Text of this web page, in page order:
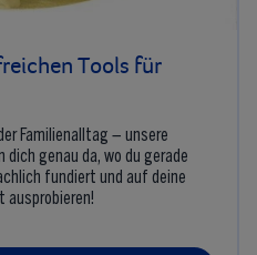
Tools für
Familienalltag – unsere
genau da, wo du gerade
fundiert und auf deine